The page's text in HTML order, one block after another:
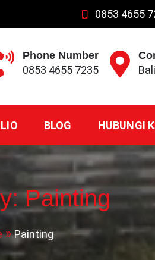
0853 4655
Phone Number
0853 4655 7235
BLOG HUBUNGI
Painting
Painting